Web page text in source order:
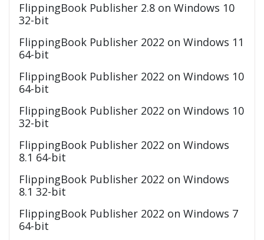
FlippingBook Publisher 2.8 on Windows 10
32-bit
FlippingBook Publisher 2022 on Windows 11
64-bit
FlippingBook Publisher 2022 on Windows 10
64-bit
FlippingBook Publisher 2022 on Windows 10
32-bit
FlippingBook Publisher 2022 on Windows
8.1 64-bit
FlippingBook Publisher 2022 on Windows
8.1 32-bit
FlippingBook Publisher 2022 on Windows 7
64-bit